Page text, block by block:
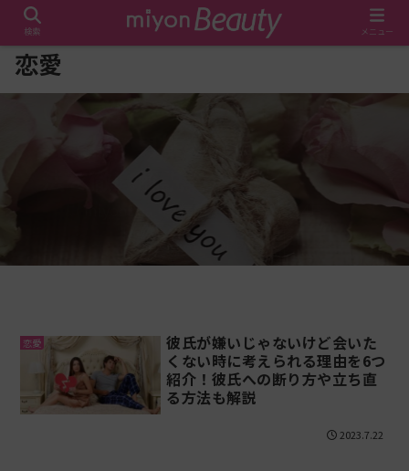
恋愛
いい感じだったのに1週間も未
読無視！男性の心理7選や対処
法を徹底解説
miyonBeauty 編集部2023年7月14日
READ MORE
恋愛
彼氏が嫌いじゃないけど会いた
くない時に考えられる理由を6つ
紹介！彼氏への断り方や立ち直
る方法も解説
2023.7.22
検索 メニュー